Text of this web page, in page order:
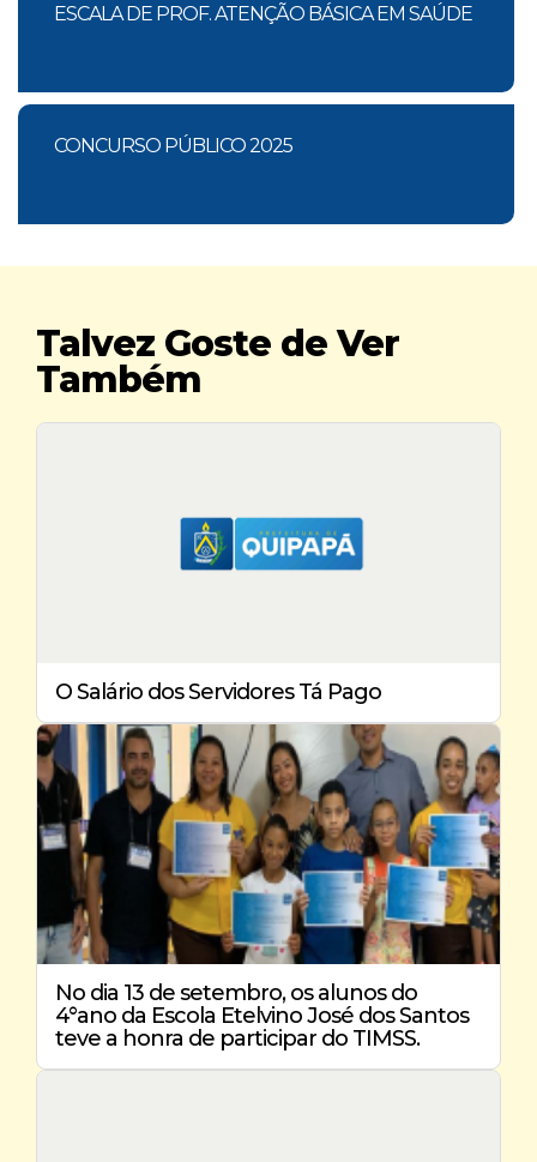
ESCALA DE PROF. ATENÇÃO BÁSICA EM SAÚDE
CONCURSO PÚBLICO 2025
Talvez Goste de Ver
Também
O Salário dos Servidores Tá Pago
No dia 13 de setembro, os alunos do
4°ano da Escola Etelvino José dos Santos
teve a honra de participar do TIMSS.